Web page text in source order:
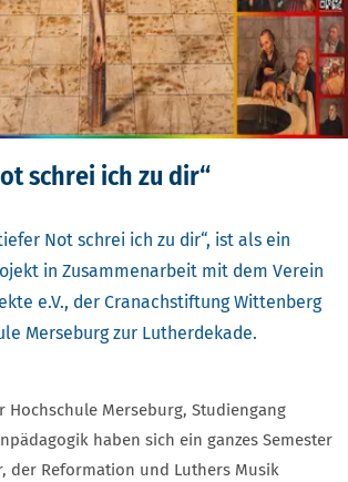
schrei ich zu dir“
Not schrei ich zu dir“, ist als ein
in Zusammenarbeit mit dem Verein
e.V., der Cranachstiftung Wittenberg
Merseburg zur Lutherdekade.
Hochschule Merseburg, Studiengang
haben sich ein ganzes Semester
der Reformation und Luthers Musik